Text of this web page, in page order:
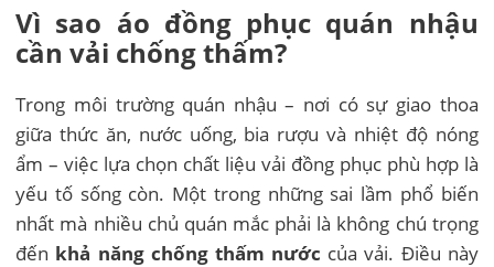
Vì sao áo đồng phục quán nhậu
cần vải chống thấm?
Trong môi trường quán nhậu – nơi có sự giao thoa
giữa thức ăn, nước uống, bia rượu và nhiệt độ nóng
ẩm – việc lựa chọn chất liệu vải đồng phục phù hợp là
yếu tố sống còn. Một trong những sai lầm phổ biến
nhất mà nhiều chủ quán mắc phải là không chú trọng
đến khả năng chống thấm nước của vải. Điều này